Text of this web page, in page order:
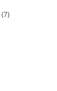
(7)